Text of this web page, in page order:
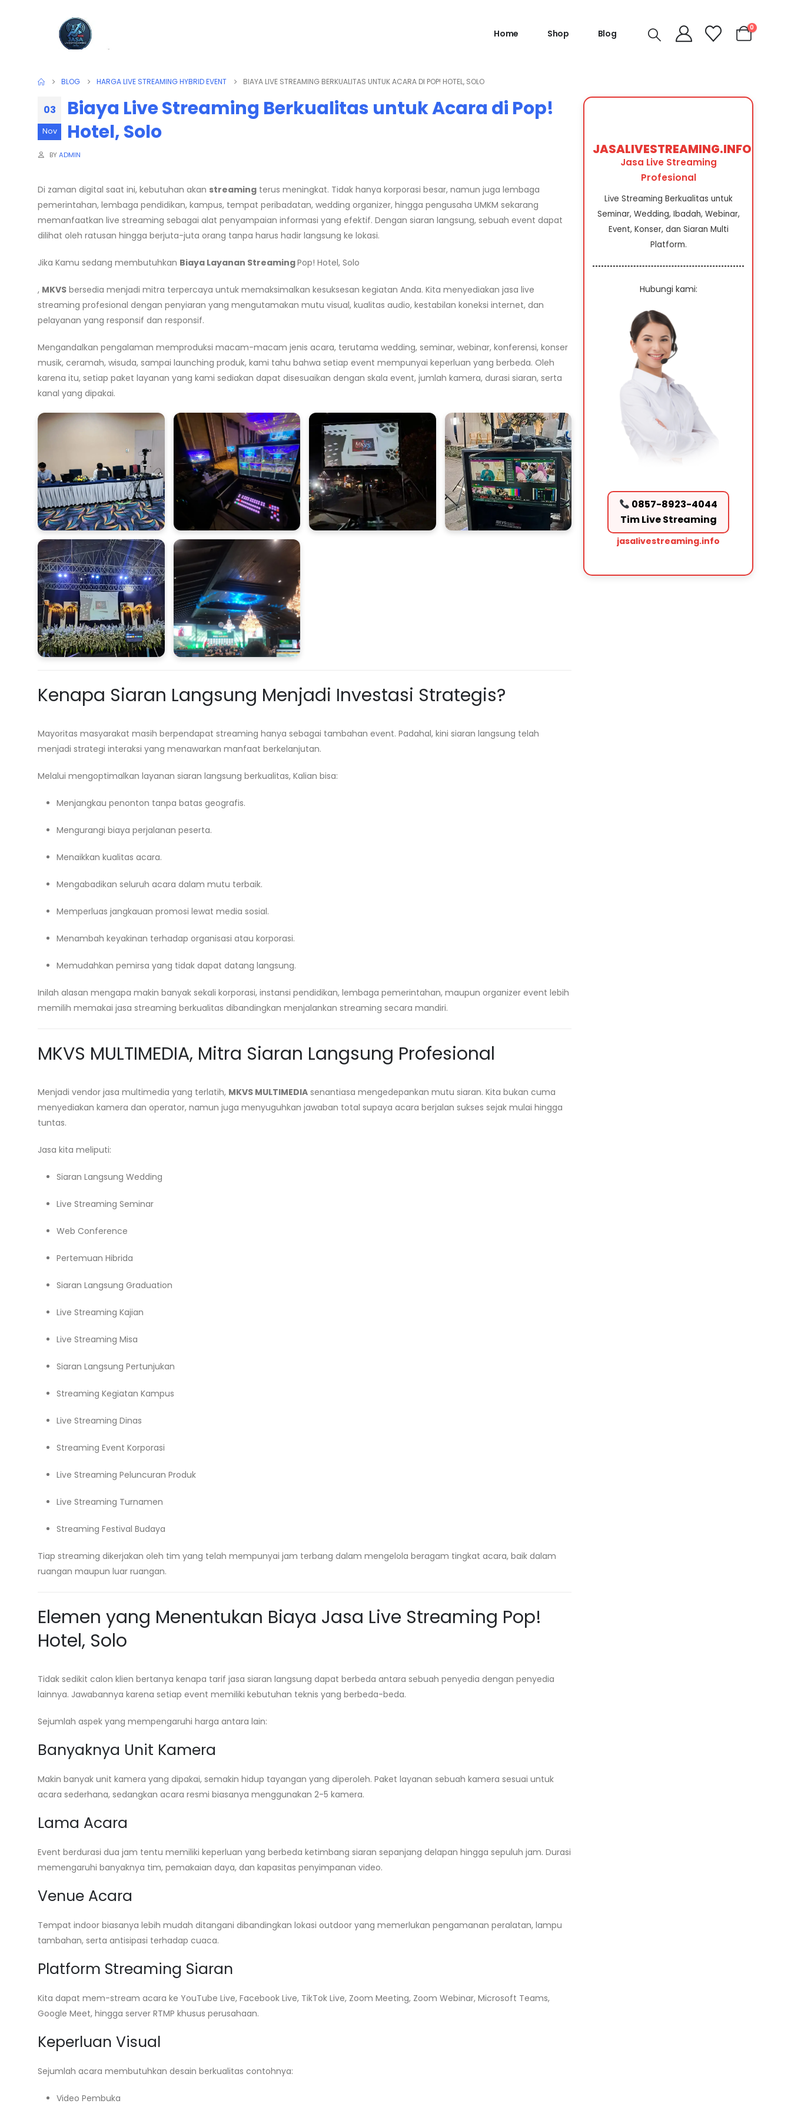
Home Shop Blog
0
BLOG HARGA LIVE STREAMING HYBRID EVENT BIAYA LIVE STREAMING BERKUALITAS UNTUK ACARA DI POP! HOTEL, SOLO
03
Nov
Biaya Live Streaming Berkualitas untuk Acara di Pop!
Hotel, Solo
BYADMIN
Di zaman digital saat ini, kebutuhan akan streaming terus meningkat. Tidak hanya korporasi besar, namun juga lembaga
pemerintahan, lembaga pendidikan, kampus, tempat peribadatan, wedding organizer, hingga pengusaha UMKM sekarang
memanfaatkan live streaming sebagai alat penyampaian informasi yang efektif. Dengan siaran langsung, sebuah event dapat
dilihat oleh ratusan hingga berjuta-juta orang tanpa harus hadir langsung ke lokasi.
Jika Kamu sedang membutuhkan Biaya Layanan StreamingPop! Hotel, Solo
, MKVS bersedia menjadi mitra terpercaya untuk memaksimalkan kesuksesan kegiatan Anda. Kita menyediakan jasa live
streaming profesional dengan penyiaran yang mengutamakan mutu visual, kualitas audio, kestabilan koneksi internet, dan
pelayanan yang responsif dan responsif.
Mengandalkan pengalaman memproduksi macam-macam jenis acara, terutama wedding, seminar, webinar, konferensi, konser
musik, ceramah, wisuda, sampai launching produk, kami tahu bahwa setiap event mempunyai keperluan yang berbeda. Oleh
karena itu, setiap paket layanan yang kami sediakan dapat disesuaikan dengan skala event, jumlah kamera, durasi siaran, serta
kanal yang dipakai.
Kenapa Siaran Langsung Menjadi Investasi Strategis?
Mayoritas masyarakat masih berpendapat streaming hanya sebagai tambahan event. Padahal, kini siaran langsung telah
menjadi strategi interaksi yang menawarkan manfaat berkelanjutan.
Melalui mengoptimalkan layanan siaran langsung berkualitas, Kalian bisa:
Menjangkau penonton tanpa batas geografis.
Mengurangi biaya perjalanan peserta.
Menaikkan kualitas acara.
Mengabadikan seluruh acara dalam mutu terbaik.
Memperluas jangkauan promosi lewat media sosial.
Menambah keyakinan terhadap organisasi atau korporasi.
Memudahkan pemirsa yang tidak dapat datang langsung.
Inilah alasan mengapa makin banyak sekali korporasi, instansi pendidikan, lembaga pemerintahan, maupun organizer event lebih
memilih memakai jasa streaming berkualitas dibandingkan menjalankan streaming secara mandiri.
MKVS MULTIMEDIA, Mitra Siaran Langsung Profesional
Menjadi vendor jasa multimedia yang terlatih, MKVS MULTIMEDIA senantiasa mengedepankan mutu siaran. Kita bukan cuma
menyediakan kamera dan operator, namun juga menyuguhkan jawaban total supaya acara berjalan sukses sejak mulai hingga
tuntas.
Jasa kita meliputi:
Siaran Langsung Wedding
Live Streaming Seminar
Web Conference
Pertemuan Hibrida
Siaran Langsung Graduation
Live Streaming Kajian
Live Streaming Misa
Siaran Langsung Pertunjukan
Streaming Kegiatan Kampus
Live Streaming Dinas
Streaming Event Korporasi
Live Streaming Peluncuran Produk
Live Streaming Turnamen
Streaming Festival Budaya
Tiap streaming dikerjakan oleh tim yang telah mempunyai jam terbang dalam mengelola beragam tingkat acara, baik dalam
ruangan maupun luar ruangan.
Elemen yang Menentukan Biaya Jasa Live Streaming Pop!
Hotel, Solo
Tidak sedikit calon klien bertanya kenapa tarif jasa siaran langsung dapat berbeda antara sebuah penyedia dengan penyedia
lainnya. Jawabannya karena setiap event memiliki kebutuhan teknis yang berbeda-beda.
Sejumlah aspek yang mempengaruhi harga antara lain:
Banyaknya Unit Kamera
Makin banyak unit kamera yang dipakai, semakin hidup tayangan yang diperoleh. Paket layanan sebuah kamera sesuai untuk
acara sederhana, sedangkan acara resmi biasanya menggunakan 2-5 kamera.
Lama Acara
Event berdurasi dua jam tentu memiliki keperluan yang berbeda ketimbang siaran sepanjang delapan hingga sepuluh jam. Durasi
memengaruhi banyaknya tim, pemakaian daya, dan kapasitas penyimpanan video.
Venue Acara
Tempat indoor biasanya lebih mudah ditangani dibandingkan lokasi outdoor yang memerlukan pengamanan peralatan, lampu
tambahan, serta antisipasi terhadap cuaca.
Platform Streaming Siaran
Kita dapat mem-stream acara ke YouTube Live, Facebook Live, TikTok Live, Zoom Meeting, Zoom Webinar, Microsoft Teams,
Google Meet, hingga server RTMP khusus perusahaan.
Keperluan Visual
Sejumlah acara membutuhkan desain berkualitas contohnya:
Video Pembuka
JASALIVESTREAMING.INFO
Jasa Live Streaming
Profesional
Live Streaming Berkualitas untuk
Seminar, Wedding, Ibadah, Webinar,
Event, Konser, dan Siaran Multi
Platform.
Hubungi kami:
0857-8923-4044
Tim Live Streaming
jasalivestreaming.info